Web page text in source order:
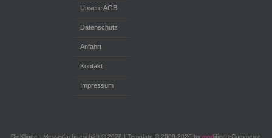
Unsere AGB
Datenschutz
Anfahrt
Kontakt
Impressum
DieKlinge - Messerfachgeschäft © 2026 | Template © 2009-2026 by modified eCommerce